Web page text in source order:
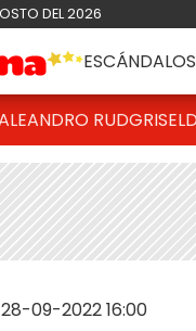
DEL 2026
ESCÁNDALOS
LEANDRO RUD
28-09-2022 16:00